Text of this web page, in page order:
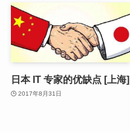
日本 IT 专家的优缺点 [上海]
2017年8月31日